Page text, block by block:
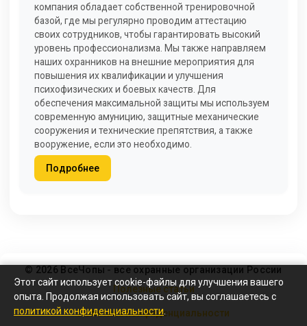
компания обладает собственной тренировочной
базой, где мы регулярно проводим аттестацию
своих сотрудников, чтобы гарантировать высокий
уровень профессионализма. Мы также направляем
наших охранников на внешние мероприятия для
повышения их квалификации и улучшения
психофизических и боевых качеств. Для
обеспечения максимальной защиты мы используем
современную амуницию, защитные механические
сооружения и технические препятствия, а также
вооружение, если это необходимо.
Подробнее
© 2026 ВсеЧопы - все охранные организации России
Полезные статьи
Политика конфиденциальности
Этот сайт использует cookie-файлы для улучшения вашего
опыта. Продолжая использовать сайт, вы соглашаетесь с
политикой конфиденциальности.